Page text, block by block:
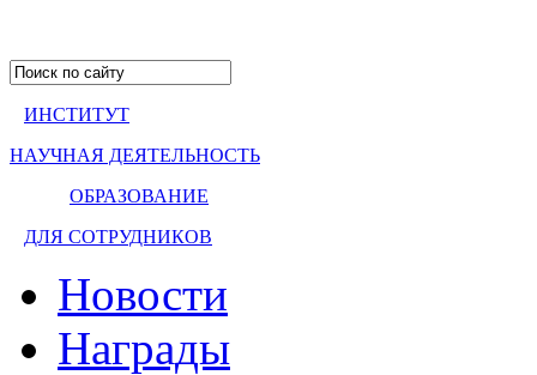
ИНСТИТУТ
НАУЧНАЯ ДЕЯТЕЛЬНОСТЬ
ОБРАЗОВАНИЕ
ДЛЯ СОТРУДНИКОВ
Новости
Награды